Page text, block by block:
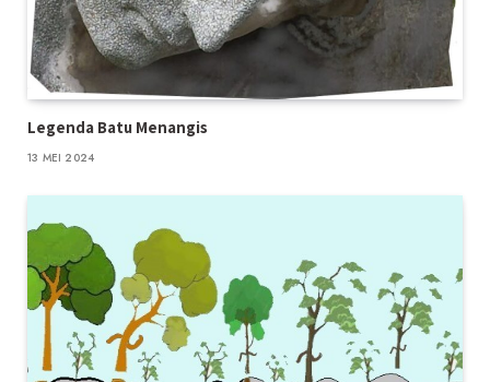
Legenda Batu Menangis
13 MEI 2024